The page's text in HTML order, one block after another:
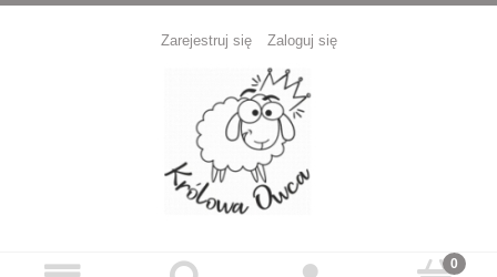
Zarejestruj się Zaloguj się